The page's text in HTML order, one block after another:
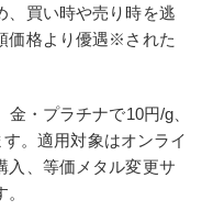
、買い時や売り時を逃
価格より優遇※された
・プラチナで10円/g、
。適用対象はオンライ
入、等価メタル変更サ